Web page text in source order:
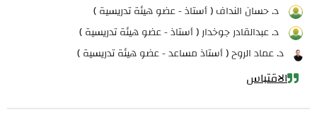
د. حسان النداف ( أستاذ - عضو هيئة تدريسية )
د. عبدالقادر جوخدار ( أستاذ - عضو هيئة تدريسية )
د. عماد الروح ( أستاذ مساعد - عضو هيئة تدريسية )
الاقتباس